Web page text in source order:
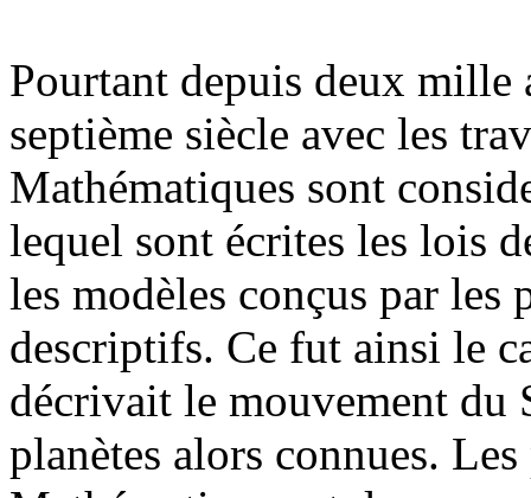
Pourtant depuis deux mille
septième siècle avec les
Mathématiques sont
lequel sont écrites les lois
les modèles conçus par
descriptifs. Ce fut ainsi le
décrivait le mouvement du
planètes alors connues.